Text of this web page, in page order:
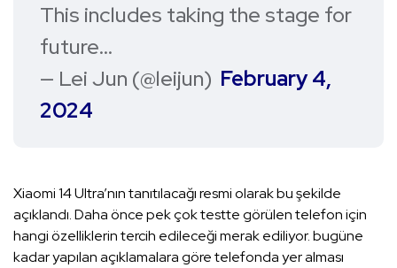
This includes taking the stage for
future…
— Lei Jun (@leijun) February 4,
2024
Xiaomi 14 Ultra’nın tanıtılacağı resmi olarak bu şekilde
açıklandı. Daha önce pek çok testte görülen telefon için
hangi özelliklerin tercih edileceği merak ediliyor. bugüne
kadar yapılan açıklamalara göre telefonda yer alması